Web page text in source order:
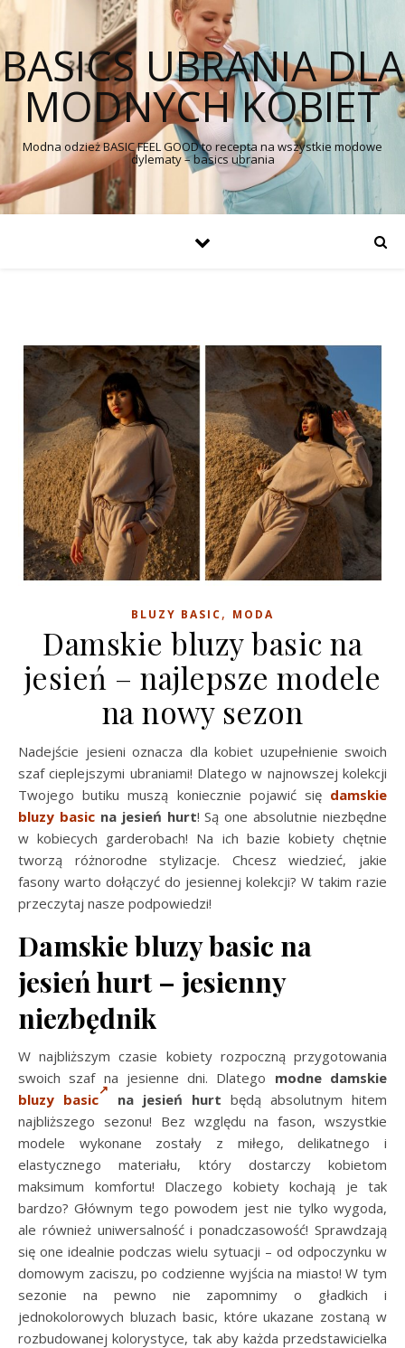
BASICS UBRANIA DLA
MODNYCH KOBIET
Modna odzież BASIC FEEL GOOD to recepta na wszystkie modowe
dylematy – basics ubrania
BLUZY BASIC, MODA
Damskie bluzy basic na
jesień – najlepsze modele
na nowy sezon
Nadejście jesieni oznacza dla kobiet uzupełnienie swoich
szaf cieplejszymi ubraniami! Dlatego w najnowszej kolekcji
Twojego butiku muszą koniecznie pojawić się damskie
bluzy basicna jesień hurt! Są one absolutnie niezbędne
w kobiecych garderobach! Na ich bazie kobiety chętnie
tworzą różnorodne stylizacje. Chcesz wiedzieć, jakie
fasony warto dołączyć do jesiennej kolekcji? W takim razie
przeczytaj nasze podpowiedzi!
Damskie bluzy basic na
jesień hurt – jesienny
niezbędnik
W najbliższym czasie kobiety rozpoczną przygotowania
swoich szaf na jesienne dni. Dlatego modne damskie
bluzy basic
na jesień hurt będą absolutnym hitem
najbliższego sezonu! Bez względu na fason, wszystkie
modele wykonane zostały z miłego, delikatnego i
elastycznego materiału, który dostarczy kobietom
maksimum komfortu! Dlaczego kobiety kochają je tak
bardzo? Głównym tego powodem jest nie tylko wygoda,
ale również uniwersalność i ponadczasowość! Sprawdzają
się one idealnie podczas wielu sytuacji – od odpoczynku w
domowym zaciszu, po codzienne wyjścia na miasto! W tym
sezonie na pewno nie zapomnimy o gładkich i
jednokolorowych bluzach basic, które ukazane zostaną w
rozbudowanej kolorystyce, tak aby każda przedstawicielka